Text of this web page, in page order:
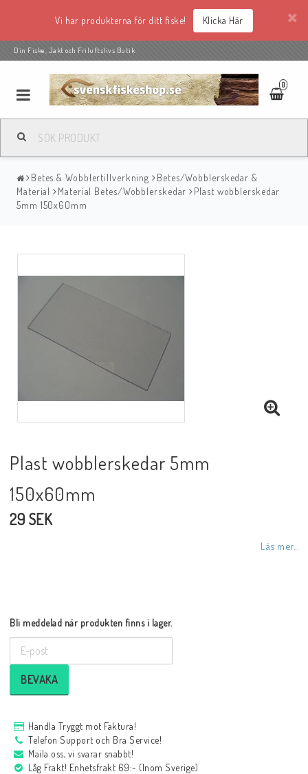
Vi har produkterna för ditt fiske! Klicka Här
Din Fiske, Jakt och Friluftslivs Butik
0
Betes & Wobblertillverkning
Betes/Wobblerskedar &
Material
Material Betes/Wobblerskedar
Plast wobblerskedar
5mm 150x60mm
Plast wobblerskedar 5mm
150x60mm
29 SEK
Läs mer...
Bli meddelad när produkten finns i lager.
BEVAKA
Handla Tryggt mot Faktura!
Telefon Support och Bra Service!
Maila oss, vi svarar snabbt!
Låg Frakt! Enhetsfrakt 69:- (Inom Sverige)